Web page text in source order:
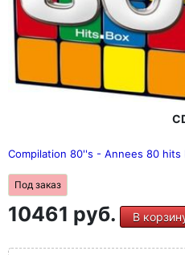
Compilation 80''s - Annees 80 hits
Под заказ
10461 руб. В